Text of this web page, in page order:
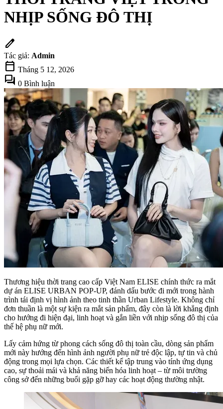
NHỊP SỐNG ĐÔ THỊ
edit
Tác giả: Admin
calendar_today Tháng 5 12, 2026
forum 0 Bình luận
Thương hiệu thời trang cao cấp Việt Nam ELISE chính thức ra mắt
dự án ELISE URBAN POP-UP, đánh dấu bước đi mới trong hành
trình tái định vị hình ảnh theo tinh thần Urban Lifestyle. Không chỉ
đơn thuần là một sự kiện ra mắt sản phẩm, đây còn là lời khẳng định
cho hướng đi hiện đại, linh hoạt và gắn liền với nhịp sống đô thị của
thế hệ phụ nữ mới.
Lấy cảm hứng từ phong cách sống đô thị toàn cầu, dòng sản phẩm
mới này hướng đến hình ảnh người phụ nữ trẻ độc lập, tự tin và chủ
động trong mọi lựa chọn. Các thiết kế tập trung vào tính ứng dụng
cao, sự thoải mái và khả năng biến hóa linh hoạt – từ môi trường
công sở đến những buổi gặp gỡ hay các hoạt động thường nhật.